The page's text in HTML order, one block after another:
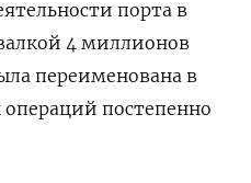
порта в
4 миллионов
переименована в
постепенно